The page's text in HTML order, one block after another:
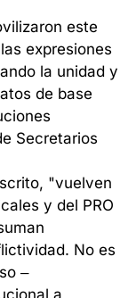
este
expresiones
la unidad y
de base
Secretarios
"vuelven
y del PRO
No es
–